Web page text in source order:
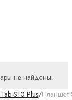
не найдены.
S10 Plus/Планшет